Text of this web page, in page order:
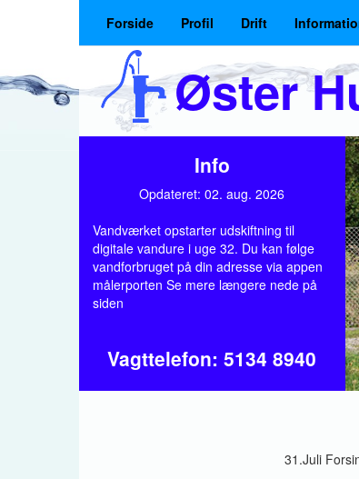
Øster
Forside Profil Drift
Info
Opdateret: 02. aug. 2026
Vandværket opstarter udskiftning til
digitale vandure i uge 32. Du kan følge
vandforbruget på din adresse via appen
målerporten Se mere længere nede på
siden
Vagttelefon: 5134 8940
31.Juli